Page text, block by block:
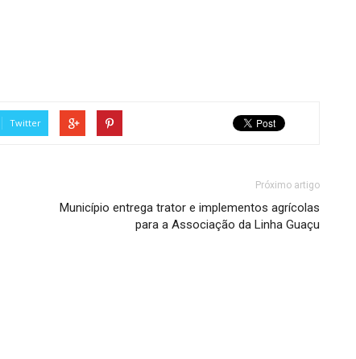
Twitter
Próximo artigo
Município entrega trator e implementos agrícolas
para a Associação da Linha Guaçu